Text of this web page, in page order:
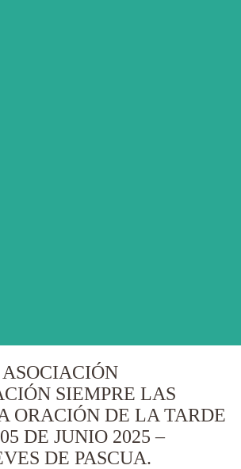
SIEMPRE LAS
ORACIÓN DE LA TARDE
DE JUNIO 2025 –
DE PASCUA.